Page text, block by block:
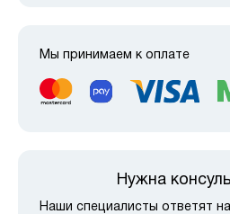
Мы принимаем к оплате
Нужна
Наши специалисты ответят